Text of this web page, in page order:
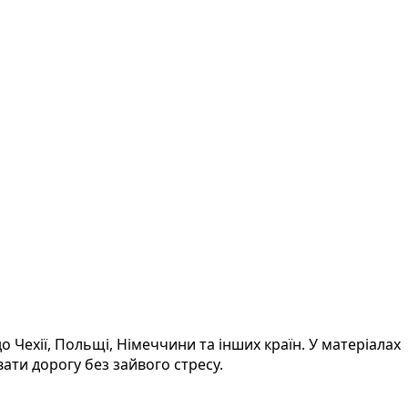
Польщі, Німеччини та інших країн. У матеріалах
дорогу без зайвого стресу.